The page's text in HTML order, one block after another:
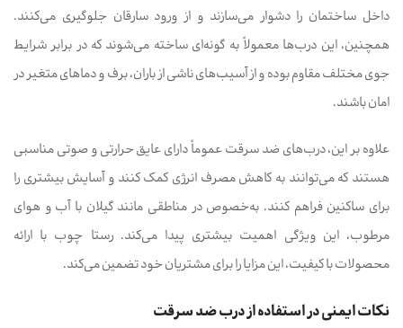
داخل ساختمان را دشوار می‌سازند و از ورود سارقان جلوگیری می‌کنند.
همچنین، این درب‌ها معمولاً به گونه‌ای ساخته می‌شوند که در برابر شرایط
جوی مختلف مقاوم بوده و از آسیب‌های ناشی از باران، برف و دماهای متغیر در
امان باشند.
علاوه بر این، درب‌های ضد سرقت عموماً دارای عایق حرارتی و صوتی مناسبی
هستند که می‌توانند به کاهش مصرف انرژی کمک کنند و آسایش بیشتری را
برای ساکنین فراهم کنند. به‌خصوص در مناطقی مانند گیلان با آب و هوای
مرطوب، این ویژگی اهمیت بیشتری پیدا می‌کند. رستا چوب با ارائه
محصولات با کیفیت، این مزایا را برای مشتریان خود تضمین می‌کند.
نکات ایمنی در استفاده از درب ضد سرقت